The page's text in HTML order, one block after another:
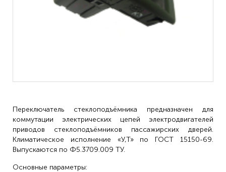
Переключатель стеклоподъёмника предназначен для
коммутации электрических цепей электродвигателей
приводов стеклоподъёмников пассажирских дверей.
Климатическое исполнение «У,Т» по ГОСТ 15150-69.
Выпускаются по Ф5.3709.009 ТУ.
Основные параметры: